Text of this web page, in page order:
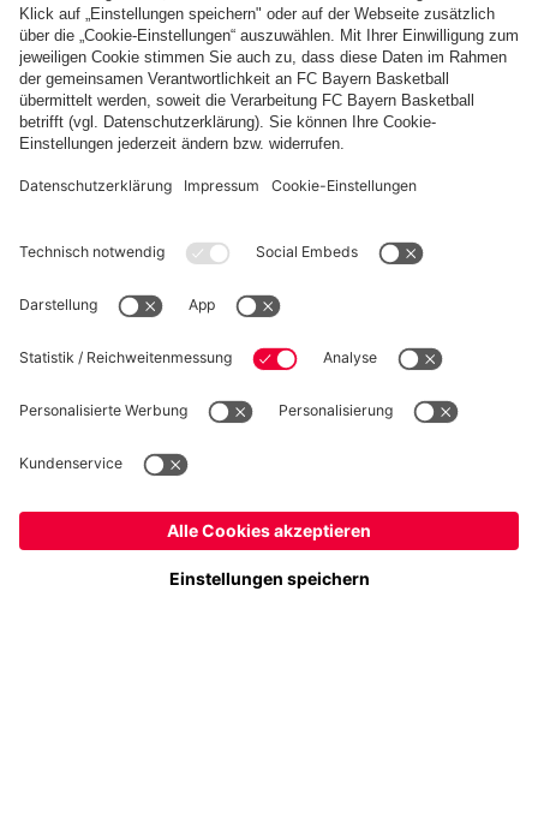
Top Kategorien
Hilfe & Services
Weitere Kategorien
Folge uns
Ja,Deutschland, um dorthin zu liefern!
Nein,Global, um dorthin zu liefern!